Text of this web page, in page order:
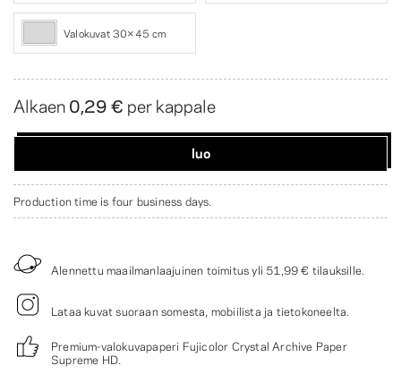
Valokuvat 30×45 cm
Alkaen0,29 € per kappale
luo
Production time is four business days.
Alennettu maailmanlaajuinen toimitus yli 51,99 € tilauksille.
Lataa kuvat suoraan somesta, mobiilista ja tietokoneelta.
Premium-valokuvapaperi Fujicolor Crystal Archive Paper
Supreme HD.